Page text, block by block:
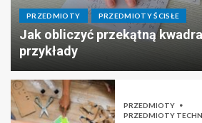
PRZEDMIOTY PRZEDMIOTY ŚCISŁE
Jak obliczyć przekątną
przykłady
PRZEDMIOTY
PRZEDMIOTY